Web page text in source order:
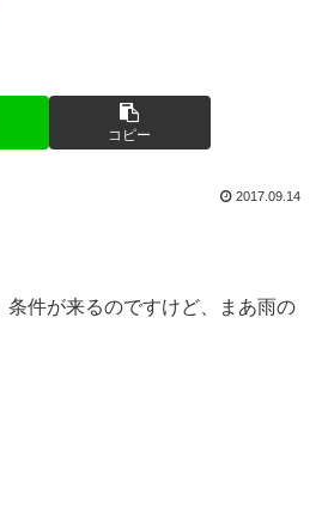
コピー
2017.09.14
条件が来るのですけど、まあ雨の